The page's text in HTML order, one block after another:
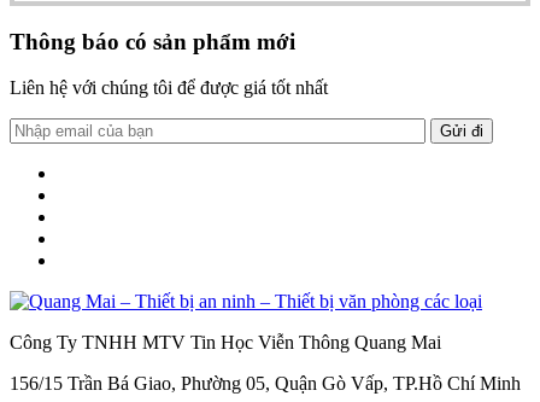
Thông báo có sản phẩm mới
Liên hệ với chúng tôi để được giá tốt nhất
Công Ty TNHH MTV Tin Học Viễn Thông Quang Mai
156/15 Trần Bá Giao, Phường 05, Quận Gò Vấp, TP.Hồ Chí Minh